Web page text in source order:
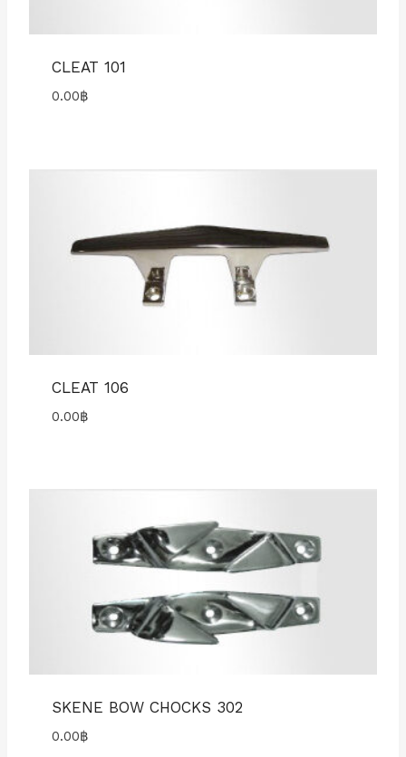
CLEAT 101
0.00฿
CLEAT 106
0.00฿
SKENE BOW CHOCKS 302
0.00฿